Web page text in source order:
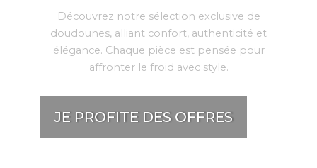
Découvrez notre sélection exclusive de
doudounes, alliant confort, authenticité et
élégance. Chaque pièce est pensée pour
affronter le froid avec style.
JE PROFITE DES OFFRES